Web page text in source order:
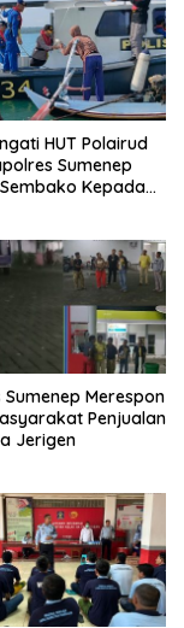
HUT Polairud
Sumenep
Kepada
Merespon
Penjualan
Jerigen